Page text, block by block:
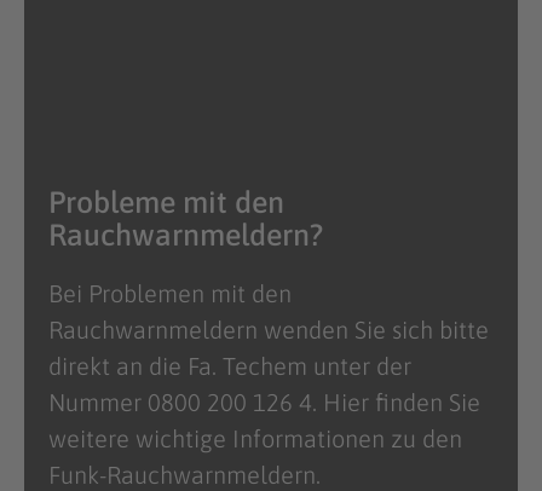
Probleme mit den
Rauchwarnmeldern?
Bei Problemen mit den
Rauchwarnmeldern wenden Sie sich bitte
direkt an die Fa. Techem unter der
Nummer 0800 200 126 4. Hier finden Sie
weitere wichtige Informationen zu den
Funk-Rauchwarnmeldern.